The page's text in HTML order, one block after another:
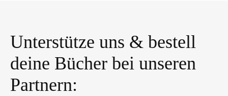
Unterstütze uns & bestell
deine Bücher bei unseren
Partnern: